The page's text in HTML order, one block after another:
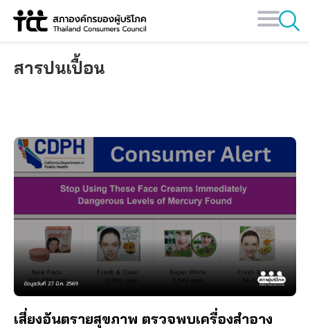
Skip
สารปนเปื้อน
เสี่ยงอันตรายสุขภาพ ตรวจพบเครื่องสำอาง